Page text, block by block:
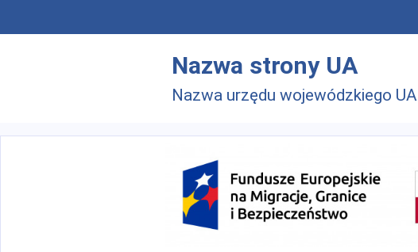
Nazwa strony UA
Nazwa urzędu wojewódzkiego UA